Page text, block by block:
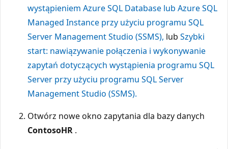
wystąpieniem Azure SQL Database lub Azure SQL
Managed Instance przy użyciu programu SQL
Server Management Studio (SSMS), lub Szybki
start: nawiązywanie połączenia i wykonywanie
zapytań dotyczących wystąpienia programu SQL
Server przy użyciu programu SQL Server
Management Studio (SSMS).
Otwórz nowe okno zapytania dla bazy danych
ContosoHR .